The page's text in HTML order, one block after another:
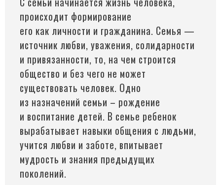
происходит формирование
его как личности и гражданина. Семья —
источник любви, уважения, солидарности
и привязанности, то, на чем строится
общество и без чего не может
существовать человек. Одно
из назначений семьи – рождение
и воспитание детей. В семье ребенок
вырабатывает навыки общения с людьми,
учится любви и заботе, впитывает
мудрость и знания предыдущих
поколений.